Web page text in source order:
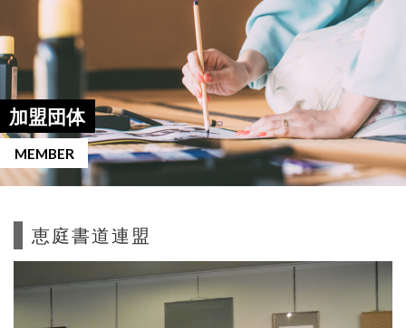
加盟団体
MEMBER
恵庭書道連盟